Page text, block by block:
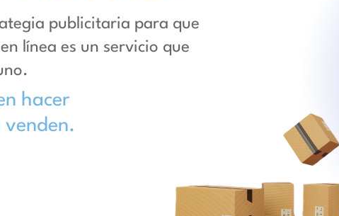
publicitaria para que
línea es un servicio que
hacer
venden.